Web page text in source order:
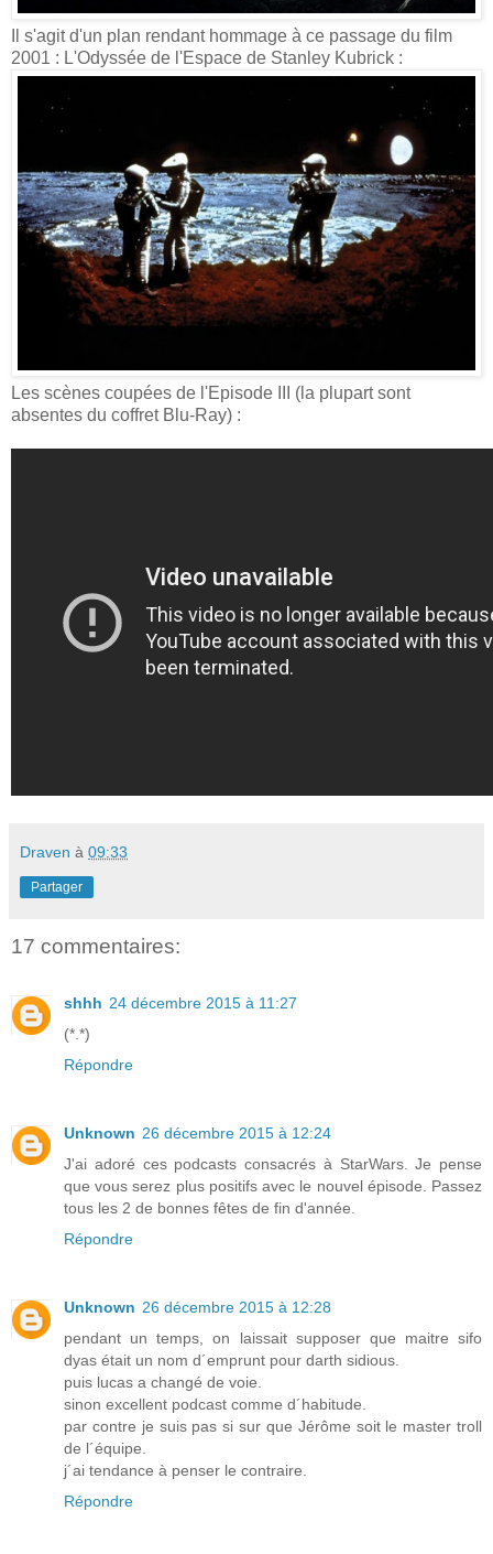
Il s'agit d'un plan rendant hommage à ce passage du film
2001 : L'Odyssée de l'Espace de Stanley Kubrick :
Les scènes coupées de l'Episode III (la plupart sont
absentes du coffret Blu-Ray) :
Draven à 09:33
Partager
17 commentaires:
shhh 24 décembre 2015 à 11:27
(*.*)
Répondre
Unknown 26 décembre 2015 à 12:24
J'ai adoré ces podcasts consacrés à StarWars. Je pense
que vous serez plus positifs avec le nouvel épisode. Passez
tous les 2 de bonnes fêtes de fin d'année.
Répondre
Unknown 26 décembre 2015 à 12:28
pendant un temps, on laissait supposer que maitre sifo
dyas était un nom d´emprunt pour darth sidious.
puis lucas a changé de voie.
sinon excellent podcast comme d´habitude.
par contre je suis pas si sur que Jérôme soit le master troll
de l´équipe.
j´ai tendance à penser le contraire.
Répondre